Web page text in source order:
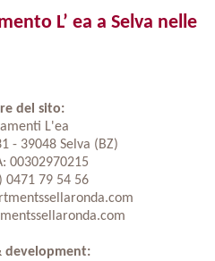
L’ ea a Selva nelle
del sito:
L'ea
- 39048 Selva (BZ)
00302970215
0471 79 54 56
development: